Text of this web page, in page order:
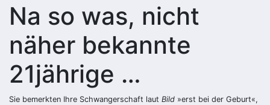
Na so was, nicht
näher bekannte
21jährige …
Sie bemerkten Ihre Schwangerschaft laut Bild »erst bei der Geburt«,